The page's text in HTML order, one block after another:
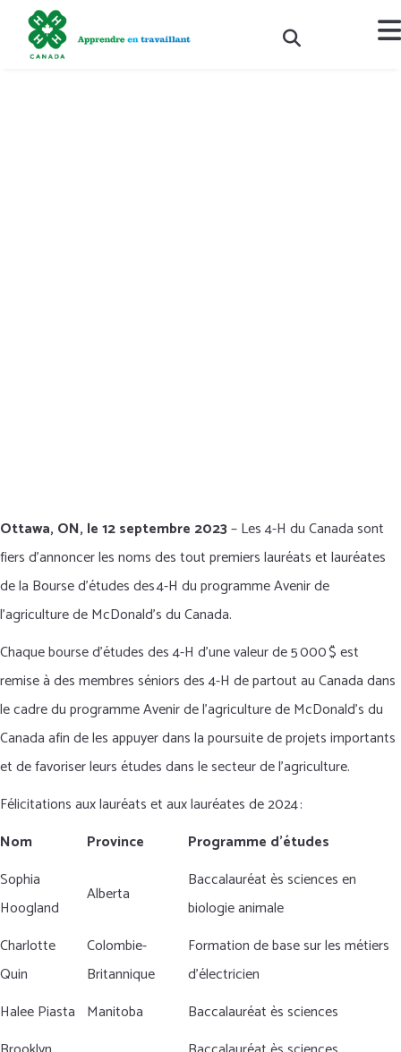
Ottawa, ON, le 12 septembre 2023–Les 4-H du Canada sont
fiers d’annoncer les noms des tout premiers lauréats et lauréates
de la Bourse d’études des 4-H du programme Avenir de
l’agriculture de McDonald’s du Canada.
Chaque bourse d’études des 4-H d’une valeur de 5 000 $ est
remise à des membres séniors des 4-H de partout au Canada dans
le cadre du programme Avenir de l’agriculture de McDonald’s du
Canada afin de les appuyer dans la poursuite de projets importants
et de favoriser leurs études dans le secteur de l’agriculture.
Félicitations aux lauréats et aux lauréates de 2024 :
Nom
Province
Programme d’études
Sophia
Hoogland
Alberta
Baccalauréat ès sciences en
biologie animale
Charlotte
Quin
Colombie-
Britannique
Formation de base sur les métiers
d’électricien
Halee Piasta Manitoba
Baccalauréat ès sciences